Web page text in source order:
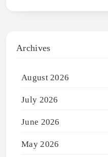
Archives
August 2026
July 2026
June 2026
May 2026